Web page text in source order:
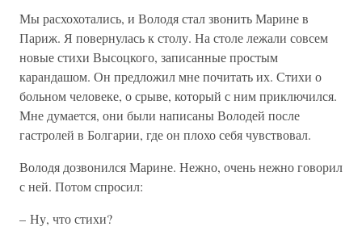
Мы расхохотались, и Володя стал звонить Марине в
Париж. Я повернулась к столу. На столе лежали совсем
новые стихи Высоцкого, записанные простым
карандашом. Он предложил мне почитать их. Стихи о
больном человеке, о срыве, который с ним приключился.
Мне думается, они были написаны Володей после
гастролей в Болгарии, где он плохо себя чувствовал.
Володя дозвонился Марине. Нежно, очень нежно говорил
с ней. Потом спросил:
– Ну, что стихи?